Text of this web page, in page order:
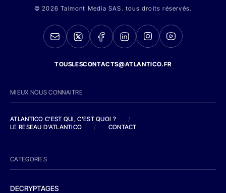
© 2026 Talmont Media SAS. tous droits réservés.
TOUSLESCONTACTS@ATLANTICO.FR
MIEUX NOUS CONNAITRE
ATLANTICO C'EST QUI, C'EST QUOI ?
/
LE RESEAU D'ATLANTICO
/ CONTACT
CATEGORIES
DECRYPTAGES